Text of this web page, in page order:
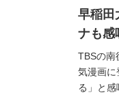
早稲田
ナも感
TBSの南
気漫画に
る」と